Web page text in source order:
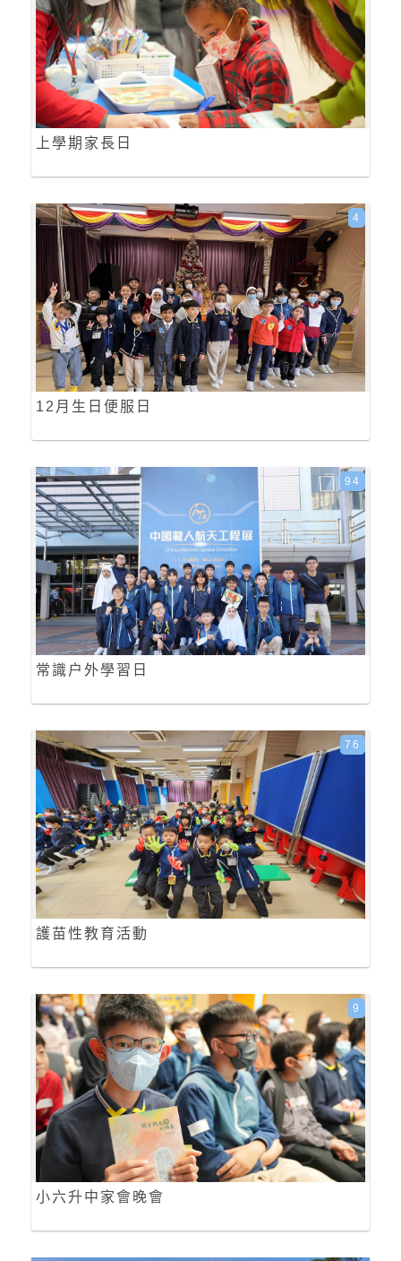
上學期家長日
12月生日便服日
4
常識户外學習日
94
護苗性教育活動
76
小六升中家會晚會
9